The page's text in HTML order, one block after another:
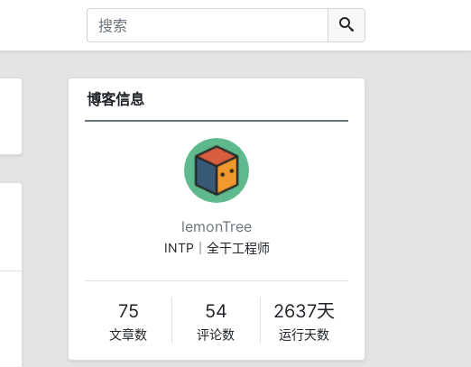
博客信息
lemonTree
INTP｜全干工程师
75
文章数
54
评论数
2637天
运行天数